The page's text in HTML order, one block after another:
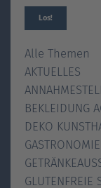
Los!
Alle Themen
AKTUELLES
BEKLEIDUNG
DEKO
GASTRONOMIE
GLUTENFREIE